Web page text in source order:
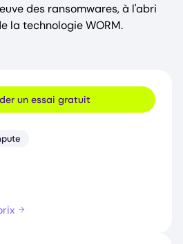
des ransomwares, à l'abri
la technologie WORM.
un essai gratuit